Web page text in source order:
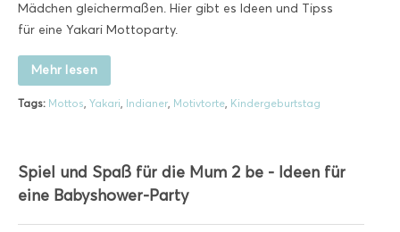
Mädchen gleichermaßen. Hier gibt es Ideen und Tipss
für eine Yakari Mottoparty.
Mehr lesen
Tags: Mottos, Yakari, Indianer, Motivtorte, Kindergeburtstag
Spiel und Spaß für die Mum 2 be - Ideen für
eine Babyshower-Party